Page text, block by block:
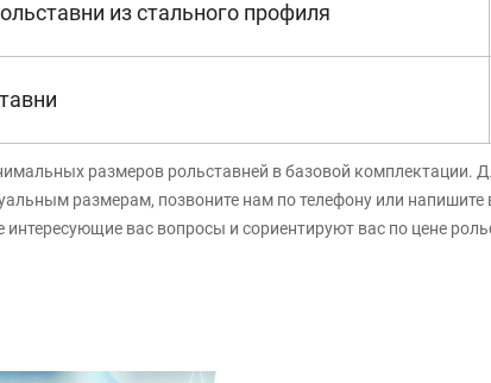
из стального профиля
размеров рольставней в базовой комплектации.
размерам, позвоните нам по телефону или
интересующие вас вопросы и сориентируют вас по цене